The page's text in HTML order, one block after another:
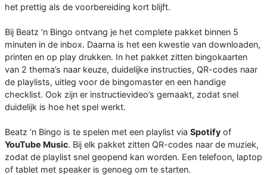
het prettig als de voorbereiding kort blijft.
Bij Beatz ’n Bingo ontvang je het complete pakket binnen 5
minuten in de inbox. Daarna is het een kwestie van downloaden,
printen en op play drukken. In het pakket zitten bingokaarten
van 2 thema’s naar keuze, duidelijke instructies, QR-codes naar
de playlists, uitleg voor de bingomaster en een handige
checklist. Ook zijn er instructievideo’s gemaakt, zodat snel
duidelijk is hoe het spel werkt.
Beatz ’n Bingo is te spelen met een playlist via Spotify of
YouTube Music. Bij elk pakket zitten QR-codes naar de muziek,
zodat de playlist snel geopend kan worden. Een telefoon, laptop
of tablet met speaker is genoeg om te starten.